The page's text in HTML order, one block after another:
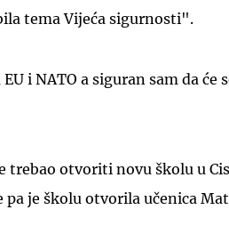
tema Vijeća sigurnosti".
i NATO a siguran sam da će
trebao otvoriti novu školu u
pa je školu otvorila učenica